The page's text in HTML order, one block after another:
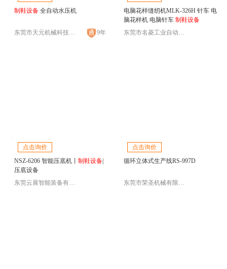
制鞋设备 全自动水压机
东莞市天元机械科技有限公司 9年
电脑花样缝纫机MLK-326H 针车 电
脑花样机 电脑针车 制鞋设备
东莞市名菱工业自动化科技有限公司
点击询价
NSZ-6206 智能压底机丨 制鞋设备
压底设备
东莞云展智能装备有限公司/新盛展
点击询价
循环立体式生产线RS-997D
东莞市荣圣机械有限公司